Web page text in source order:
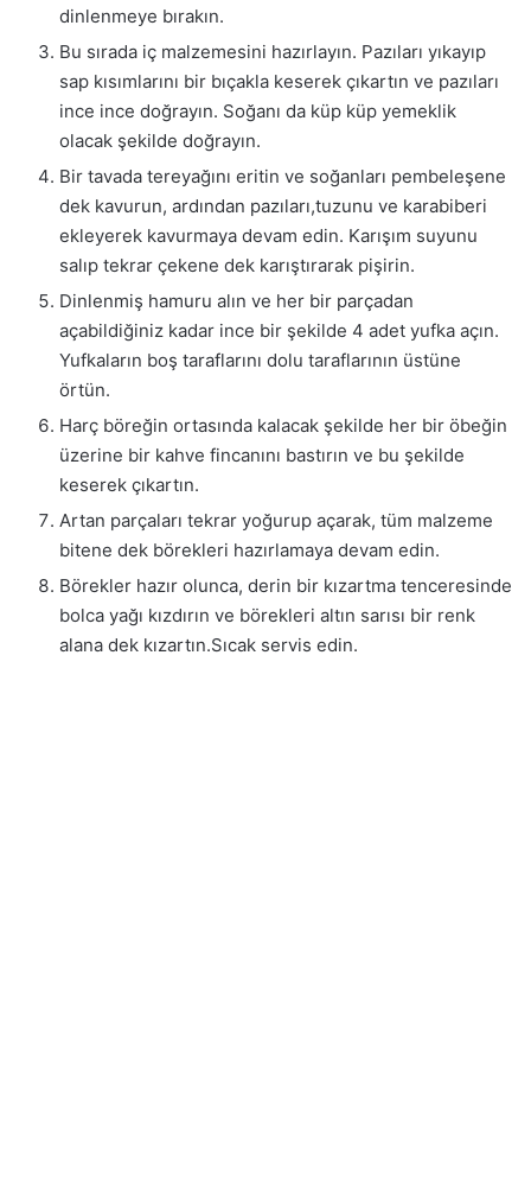
dinlenmeye bırakın.
Bu sırada iç malzemesini hazırlayın. Pazıları yıkayıp
sap kısımlarını bir bıçakla keserek çıkartın ve pazıları
ince ince doğrayın. Soğanı da küp küp yemeklik
olacak şekilde doğrayın.
Bir tavada tereyağını eritin ve soğanları pembeleşene
dek kavurun, ardından pazıları,tuzunu ve karabiberi
ekleyerek kavurmaya devam edin. Karışım suyunu
salıp tekrar çekene dek karıştırarak pişirin.
Dinlenmiş hamuru alın ve her bir parçadan
açabildiğiniz kadar ince bir şekilde 4 adet yufka açın.
Yufkaların boş taraflarını dolu taraflarının üstüne
örtün.
Harç böreğin ortasında kalacak şekilde her bir öbeğin
üzerine bir kahve fincanını bastırın ve bu şekilde
keserek çıkartın.
Artan parçaları tekrar yoğurup açarak, tüm malzeme
bitene dek börekleri hazırlamaya devam edin.
Börekler hazır olunca, derin bir kızartma tenceresinde
bolca yağı kızdırın ve börekleri altın sarısı bir renk
alana dek kızartın.Sıcak servis edin.